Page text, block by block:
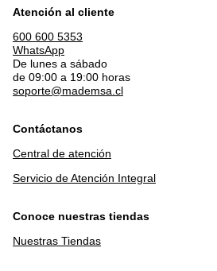
Atención al cliente
600 600 5353
WhatsApp
De lunes a sábado
de 09:00 a 19:00 horas
soporte@mademsa.cl
Contáctanos
Central de atención
Servicio de Atención Integral
Conoce nuestras tiendas
Nuestras Tiendas